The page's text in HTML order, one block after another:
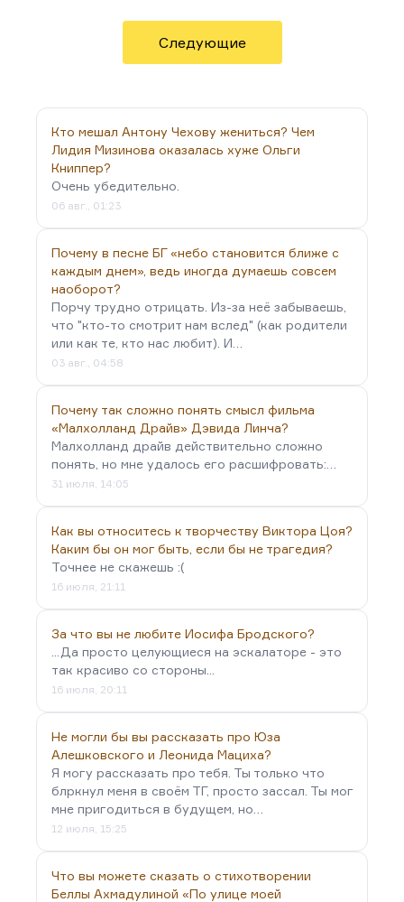
гениальность текста — вернее, значительность
автора — всегда важнее качества текста.
Следующие
Кто мешал Антону Чехову жениться? Чем
Лидия Мизинова оказалась хуже Ольги
Книппер?
Очень убедительно.
06 авг., 01:23
Почему в песне БГ «небо становится ближе с
каждым днем», ведь иногда думаешь совсем
наоборот?
Порчу трудно отрицать. Из-за неё забываешь,
что "кто-то смотрит нам вслед" (как родители
или как те, кто нас любит). И…
03 авг., 04:58
Почему так сложно понять смысл фильма
«Малхолланд Драйв» Дэвида Линча?
Малхолланд драйв действительно сложно
понять, но мне удалось его расшифровать:…
31 июля, 14:05
Как вы относитесь к творчеству Виктора Цоя?
Каким бы он мог быть, если бы не трагедия?
Точнее не скажешь :(
16 июля, 21:11
За что вы не любите Иосифа Бродского?
...Да просто целующиеся на эскалаторе - это
так красиво со стороны...
16 июля, 20:11
Не могли бы вы рассказать про Юза
Алешковского и Леонида Мациха?
Я могу рассказать про тебя. Ты только что
блркнул меня в своём ТГ, просто зассал. Ты мог
мне пригодиться в будущем, но…
12 июля, 15:25
Что вы можете сказать о стихотворении
Беллы Ахмадулиной «По улице моей